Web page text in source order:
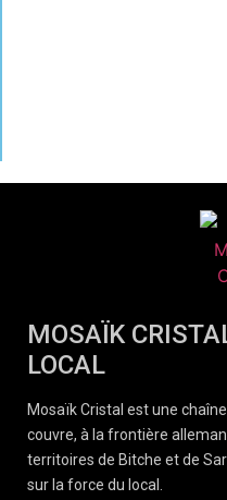
MOSAÏK
LOCAL
Mosaïk Cristal est une
couvre, à la frontière
territoires de Bitche et de
sur la force du local.